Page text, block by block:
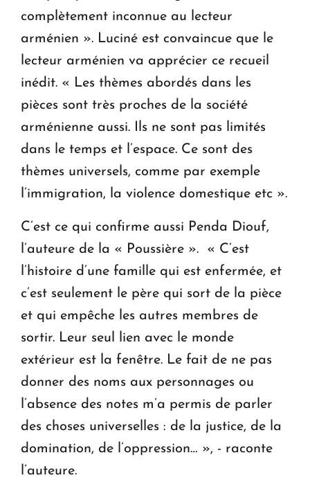
complètement inconnue au lecteur
arménien ». Luciné est convaincue que le
lecteur arménien va apprécier ce recueil
inédit. « Les thèmes abordés dans les
pièces sont très proches de la société
arménienne aussi. Ils ne sont pas limités
dans le temps et l’espace. Ce sont des
thèmes universels, comme par exemple
l’immigration, la violence domestique etc ».
C’est ce qui confirme aussi Penda Diouf,
l’auteure de la « Poussière ». « C’est
l’histoire d’une famille qui est enfermée, et
c’est seulement le père qui sort de la pièce
et qui empêche les autres membres de
sortir. Leur seul lien avec le monde
extérieur est la fenêtre. Le fait de ne pas
donner des noms aux personnages ou
l’absence des notes m’a permis de parler
des choses universelles : de la justice, de la
domination, de l’oppression… », - raconte
l’auteure.